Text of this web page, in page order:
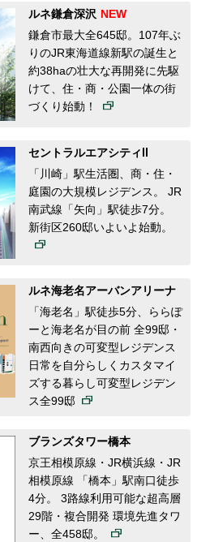
ルネ鎌倉深沢
鎌倉市最大全645邸。107年ぶ
りのJR東海道線新駅の誕生と
約38haの壮大な再開発に先駆
けて、住・商・公園一体の街
づく り始動！
セントラルエアシティⅡ
「川崎」駅生活圏、商・住・
庭園の大規模レジデンス。 JR
南武線「矢向」駅徒歩7分。
新街区260邸いよいよ始動。
ルネ海老名アーバンアリーナ
「海老名」駅徒歩5分、ららぽ
ーと海老名が目の前 全99邸・
南西向きの可変型レジデンス
日常を自分らしくカスタマイ
ズする暮らし可変型レジデン
ス全99邸
ブランズタワー橋本
京王相模原線・JR横浜線・JR
相模原線 「橋本」駅南口徒歩
4分。 3路線利用可能な超高層
29階・複合開発 環境先進タワ
ー、全458邸。